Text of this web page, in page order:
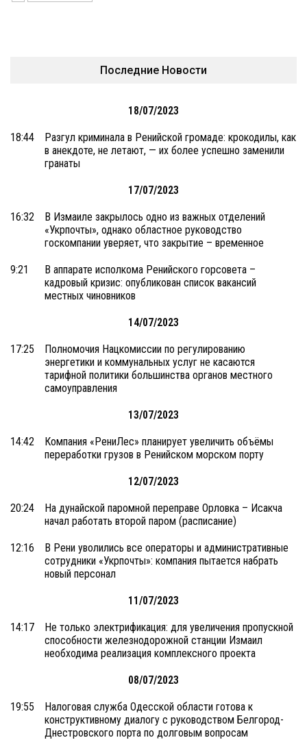
Последние Новости
18/07/2023
18:44
Разгул криминала в Ренийской громаде: крокодилы, как
в анекдоте, не летают, — их более успешно заменили
гранаты
17/07/2023
16:32
В Измаиле закрылось одно из важных отделений
«Укрпочты», однако областное руководство
госкомпании уверяет, что закрытие – временное
9:21
В аппарате исполкома Ренийского горсовета –
кадровый кризис: опубликован список вакансий
местных чиновников
14/07/2023
17:25
Полномочия Нацкомиссии по регулированию
энергетики и коммунальных услуг не касаются
тарифной политики большинства органов местного
самоуправления
13/07/2023
14:42
Компания «РениЛес» планирует увеличить объёмы
переработки грузов в Ренийском морском порту
12/07/2023
20:24
На дунайской паромной переправе Орловка – Исакча
начал работать второй паром (расписание)
12:16
В Рени уволились все операторы и административные
сотрудники «Укрпочты»: компания пытается набрать
новый персонал
11/07/2023
14:17
Не только электрификация: для увеличения пропускной
способности железнодорожной станции Измаил
необходима реализация комплексного проекта
08/07/2023
19:55
Налоговая служба Одесской области готова к
конструктивному диалогу с руководством Белгород-
Днестровского порта по долговым вопросам